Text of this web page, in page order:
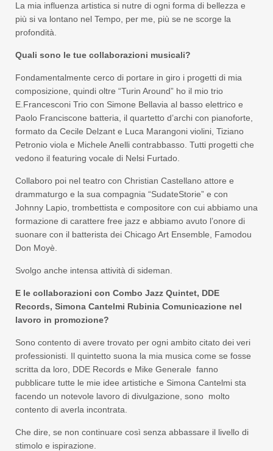
La mia influenza artistica si nutre di ogni forma di bellezza e
più si va lontano nel Tempo, per me, più se ne scorge la
profondità.
Quali sono le tue collaborazioni musicali?
Fondamentalmente cerco di portare in giro i progetti di mia
composizione, quindi oltre “Turin Around” ho il mio trio
E.Francesconi Trio con Simone Bellavia al basso elettrico e
Paolo Franciscone batteria, il quartetto d’archi con pianoforte,
formato da Cecile Delzant e Luca Marangoni violini, Tiziano
Petronio viola e Michele Anelli contrabbasso. Tutti progetti che
vedono il featuring vocale di Nelsi Furtado.
Collaboro poi nel teatro con Christian Castellano attore e
drammaturgo e la sua compagnia “SudateStorie” e con
Johnny Lapio, trombettista e compositore con cui abbiamo una
formazione di carattere free jazz e abbiamo avuto l’onore di
suonare con il batterista dei Chicago Art Ensemble, Famodou
Don Moyè.
Svolgo anche intensa attività di sideman.
E le collaborazioni con Combo Jazz Quintet, DDE
Records, Simona Cantelmi Rubinia Comunicazione nel
lavoro in promozione?
Sono contento di avere trovato per ogni ambito citato dei veri
professionisti. Il quintetto suona la mia musica come se fosse
scritta da loro, DDE Records e Mike Generale fanno
pubblicare tutte le mie idee artistiche e Simona Cantelmi sta
facendo un notevole lavoro di divulgazione, sono molto
contento di averla incontrata.
Che dire, se non continuare così senza abbassare il livello di
stimolo e ispirazione.